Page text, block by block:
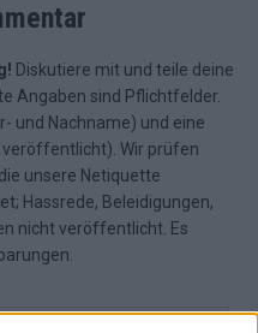
Diskutiere mit und teile deine
Angaben sind Pflichtfelder.
und Nachname) und eine
Wir prüfen
unsere Netiquette
Hassrede, Beleidigungen,
nicht veröffentlicht. Es